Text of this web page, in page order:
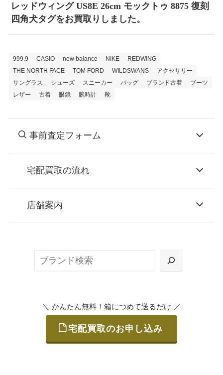
レッドウィング US8E 26cm モックトゥ 8875 復刻
四角犬タグをお買取りしました。
999.9 CASIO new balance NIKE
REDWING
THE NORTH FACE
TOM FORD WILDSWANS
アクセサリー
サングラス
シューズ スニーカー バッグ ブランド古着
ブーツ
レザー
古着 眼鏡 腕時計 靴
事前査定フォーム
宅配買取の流れ
お申込み
または梱包材不要の「集荷申込」からお選び
ご発送
店舗案内
＼ かんたん無料！箱につめて送るだけ ／
宅配買取のお申し込み